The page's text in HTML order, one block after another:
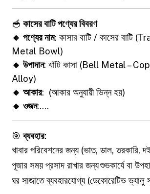
🥣 কাসের বাটি পণ্যের বিবরণ
🔸 পণ্যের নাম: কাসার বাটি / কাসের বাটি
Metal Bowl)
🔸 উপাদান: খাঁটি কাসা (Bell Metal –
Alloy)
🔸 আকার: (আকার অনুযায়ী ভিন্ন হয়)
🔸 ওজন:....
🎯ব্যবহার:
খাবার পরিবেশনের জন্য (ভাত, ডাল, তরকারি,
পূজার সময় প্রসাদ রাখার জন্যশুভকার্যে বা
ঘর সাজাতে ব্যবহারযোগ্য (ডেকোরেটিভ ভ্যালু